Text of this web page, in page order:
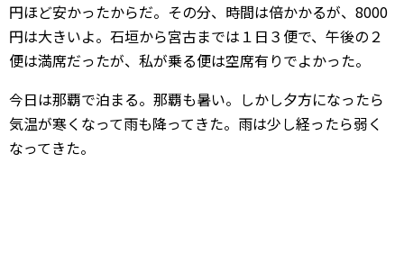
円ほど安かったからだ。その分、時間は倍かかるが、8000
円は大きいよ。石垣から宮古までは１日３便で、午後の２
便は満席だったが、私が乗る便は空席有りでよかった。
今日は那覇で泊まる。那覇も暑い。しかし夕方になったら
気温が寒くなって雨も降ってきた。雨は少し経ったら弱く
なってきた。